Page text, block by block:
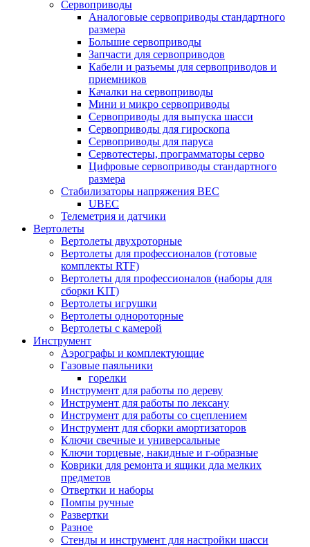
Сервоприводы
Аналоговые сервоприводы стандартного
размера
Большие сервоприводы
Запчасти для сервоприводов
Кабели и разъемы для сервоприводов и
приемников
Качалки на сервоприводы
Мини и микро сервоприводы
Сервоприводы для выпуска шасси
Сервоприводы для гироскопа
Сервоприводы для паруса
Сервотестеры, программаторы серво
Цифровые сервоприводы стандартного
размера
Стабилизаторы напряжения BEC
UBEC
Телеметрия и датчики
Вертолеты
Вертолеты двухроторные
Вертолеты для профессионалов (готовые
комплекты RTF)
Вертолеты для профессионалов (наборы для
сборки KIT)
Вертолеты игрушки
Вертолеты однороторные
Вертолеты с камерой
Инструмент
Аэрографы и комплектующие
Газовые паяльники
горелки
Инструмент для работы по дереву
Инструмент для работы по лексану
Инструмент для работы со сцеплением
Инструмент для сборки амортизаторов
Ключи свечные и универсальные
Ключи торцевые, накидные и г-образные
Коврики для ремонта и ящики дла мелких
предметов
Отвертки и наборы
Помпы ручные
Развертки
Разное
Стенды и инструмент для настройки шасси